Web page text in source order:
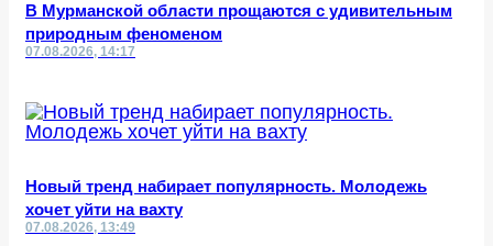
В Мурманской области прощаются с удивительным
природным феноменом
07.08.2026, 14:17
Новый тренд набирает популярность. Молодежь
хочет уйти на вахту
07.08.2026, 13:49